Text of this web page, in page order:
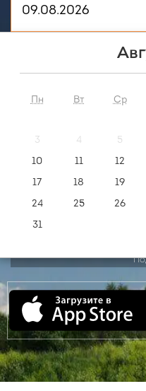
Новоалтайск -
Пн Вт Ср
3
4 5
10
11 12
17
18 19
24
25 26
31
Пн Вт Ср
1
2
7
8 9
14
15 16